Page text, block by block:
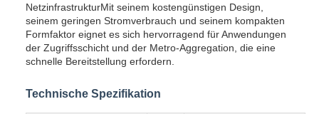
NetzinfrastrukturMit seinem kostengünstigen Design,
seinem geringen Stromverbrauch und seinem kompakten
Formfaktor eignet es sich hervorragend für Anwendungen
der Zugriffsschicht und der Metro-Aggregation, die eine
schnelle Bereitstellung erfordern.
Technische Spezifikation